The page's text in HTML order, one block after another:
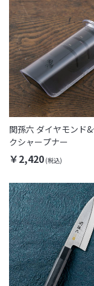
関孫六 ダイヤモンド
クシャープナー
￥2,420